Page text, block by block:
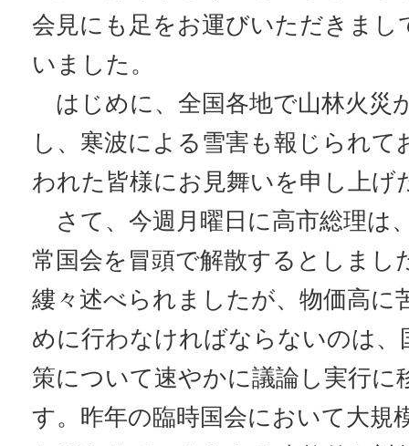
会見にも足をお運びいただきまし
いました。
はじめに、全国各地で山林火災
し、寒波による雪害も報じられて
われた皆様にお見舞いを申し上げ
さて、今週月曜日に高市総理は
常国会を冒頭で解散するとしまし
縷々述べられましたが、物価高に
めに行わなければならないのは、
策について速やかに議論し実行に
す。昨年の臨時国会において大規